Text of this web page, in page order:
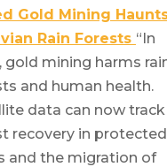
Gold Mining
Rain Forests “In
gold mining harms
and human health.
data can now track
recovery in protected
and the migration of